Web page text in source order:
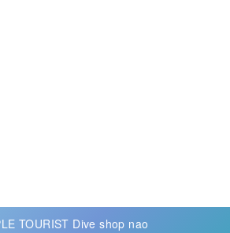
TOURIST Dive shop nao